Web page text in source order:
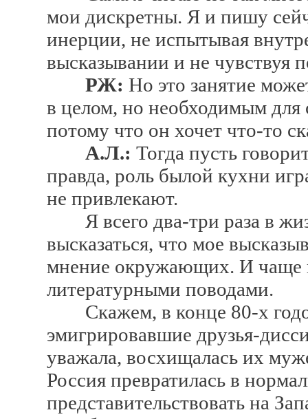
мои дискретны. Я и пишу
инерции, не испытывая
высказывании и не чувствуя
РЖ: Но это занятие
в целом, но необходимым для
потому что он хочет что-то
А.Л.: Тогда пусть
правда, роль былой кухни
не привлекают.
Я всего два-три раза в
высказаться, что мое
мнение окружающих. И чаще
литературными поводами.
Скажем, в конце 80-х
эмигрировавшие друзья-
уважала, восхищалась их
Россия превратилась в
представительствовать на